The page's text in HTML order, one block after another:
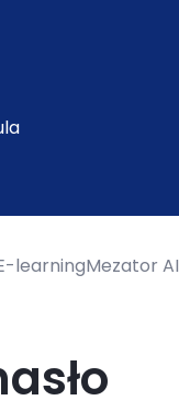
learningMezator AI